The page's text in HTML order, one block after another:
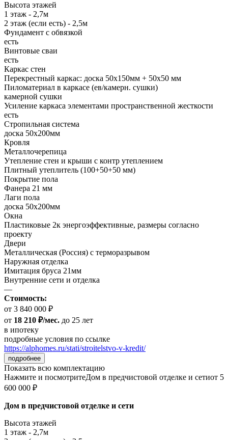
Высота этажей
1 этаж - 2,7м
2 этаж (если есть) - 2,5м
Фундамент с обвязкой
есть
Винтовые сваи
есть
Каркас стен
Перекрестный каркас: доска 50х150мм + 50х50 мм
Пиломатериал в каркасе (ев/камерн. сушки)
камерной сушки
Усиление каркаса элементами пространственной жесткости
есть
Стропильная система
доска 50х200мм
Кровля
Металлочерепица
Утепление стен и крыши с контр утеплением
Плитный утеплитель (100+50+50 мм)
Покрытие пола
Фанера 21 мм
Лаги пола
доска 50х200мм
Окна
Пластиковые 2к энергоэффективные, размеры согласно
проекту
Двери
Металлическая (Россия) с терморазрывом
Наружная отделка
Имитация бруса 21мм
Внутренние сети и отделка
—
Стоимость:
от 3 840 000 ₽
от 18 210 ₽/мес. до 25 лет
в ипотеку
подробные условия по ссылке
https://alphomes.ru/stati/stroitelstvo-v-kredit/
подробнее
Показать всю комплектацию
Нажмите и посмотритеДом в предчистовой отделке и сетиот 5
600 000 ₽
Дом в предчистовой отделке и сети
Высота этажей
1 этаж - 2,7м